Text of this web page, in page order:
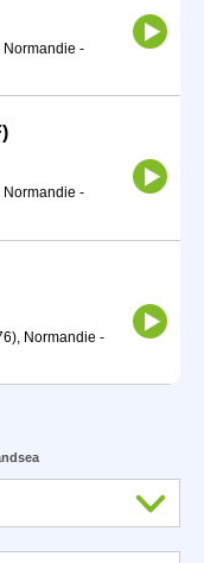
-
-
Normandie -